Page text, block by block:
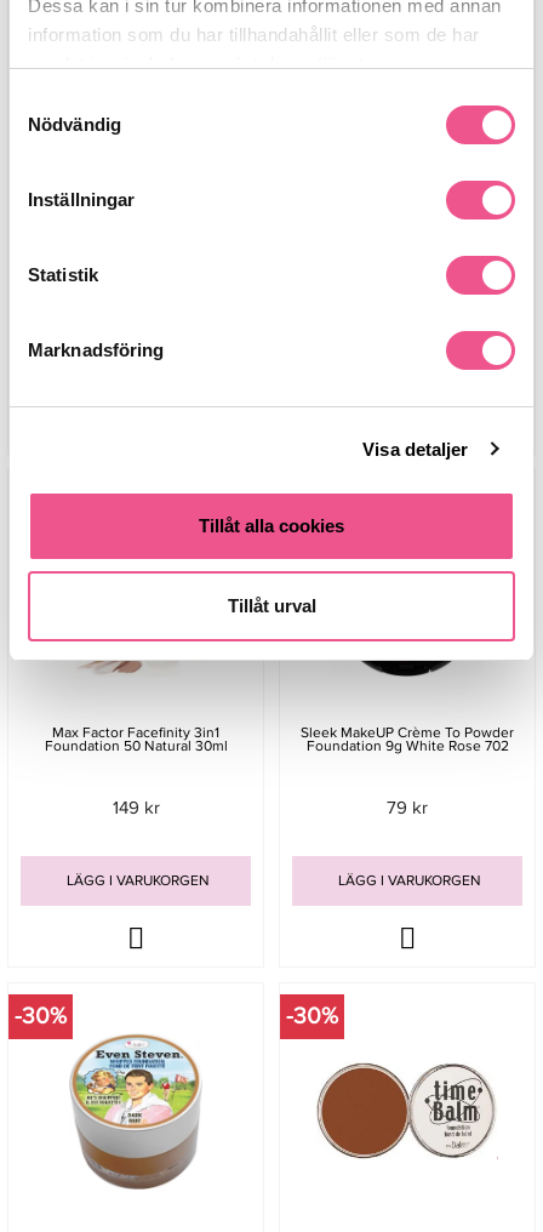
Dessa kan i sin tur kombinera informationen med annan
information som du har tillhandahållit eller som de har
samlat in när du har använt deras tjänster.
Nödvändig
Inställningar
Statistik
Marknadsföring
Visa detaljer
Tillåt alla cookies
Tillåt urval
Max Factor Facefinity 3in1
LÄGG I VARUKORGEN
Max Factor Facefinity 3in1
Foundation 50 Natural 30ml
149 kr
LÄGG I VARUKORGEN
Sleek MakeUP Crème To Powder
Foundation 9g White Rose 702
79 kr
LÄGG I VARUKORGEN
-30% -30%